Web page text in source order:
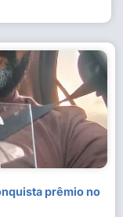
prêmio no